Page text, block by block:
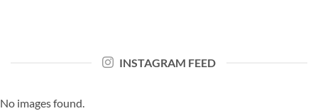
INSTAGRAM FEED
No images found.